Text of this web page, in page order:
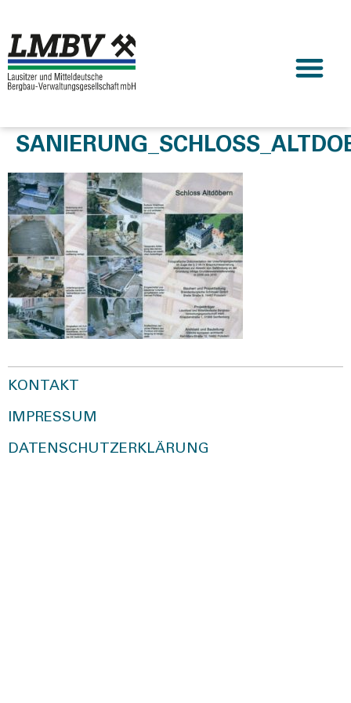
KONTAKT
IMPRESSUM
DATENSCHUTZERKLÄRUNG